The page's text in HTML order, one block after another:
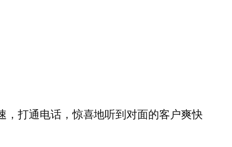
打通电话，惊喜地听到对面的客户爽快